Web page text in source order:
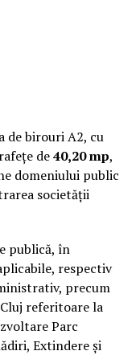
de birouri A2, cu
de40,20 mp,
domeniului public
societății
publică, în
respectiv
precum
referitoare la
Parc
Extindere și